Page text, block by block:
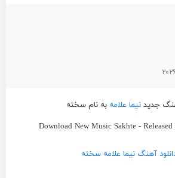
جدیدنیما علامه به نام سخته
Download New Music Sakhte -